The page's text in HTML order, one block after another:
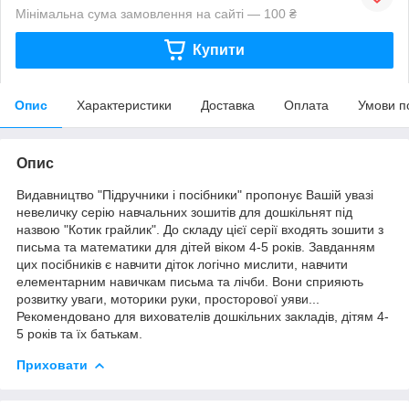
Мінімальна сума замовлення на сайті — 100 ₴
Купити
Опис Характеристики Доставка Оплата Умови
Опис
Видавництво "Підручники і посібники" пропонує Вашій увазі
невеличку серію навчальних зошитів для дошкільнят під
назвою "Котик грайлик". До складу цієї серії входять зошити з
письма та математики для дітей віком 4-5 років. Завданням
цих посібників є навчити діток логічно мислити, навчити
елементарним навичкам письма та лічби. Вони сприяють
розвитку уваги, моторики руки, просторової уяви...
Рекомендовано для вихователів дошкільних закладів, дітям 4-
5 років та їх батькам.
Приховати